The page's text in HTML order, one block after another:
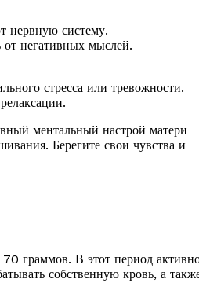
нервную систему.
от негативных мыслей.
стресса или тревожности.
ментальный настрой матери
Берегите свои чувства и
граммов. В этот период
собственную кровь, а